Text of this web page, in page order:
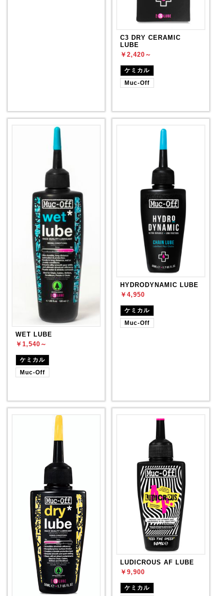
C3 DRY CERAMIC
LUBE
￥2,420～
ケミカル
Muc-Off
WET LUBE
￥1,540～
ケミカル
Muc-Off
HYDRODYNAMIC LUBE
￥4,950
ケミカル
Muc-Off
LUDICROUS AF LUBE
￥9,900
ケミカル